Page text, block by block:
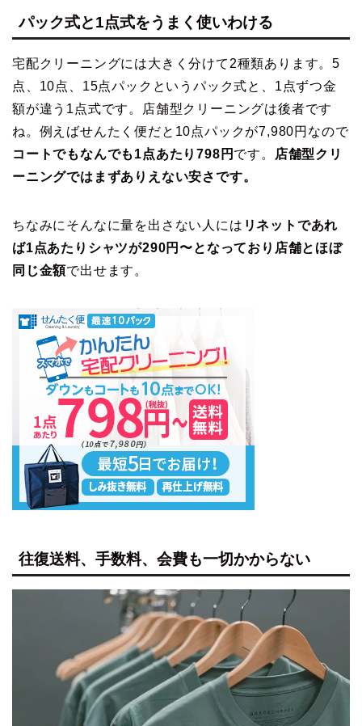
パック式と1点式をうまく使いわける
宅配クリーニングには大きく分けて2種類あります。5
点、10点、15点パックというパック式と、1点ずつ金
額が違う1点式です。店舗型クリーニングは後者です
ね。例えばせんたく便だと10点パックが7,980円なので
コートでもなんでも1点あたり798円 です。 店舗型クリ
ーニングではまずありえない安さです。
ちなみにそんなに量を出さない人には リネットであれ
ば1点あたりシャツが290円〜となっており店舗とほぼ
同じ金額で出せます。
往復送料、手数料、会費も一切かからない